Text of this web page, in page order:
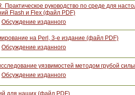
Практическое руководство по среде для
Flash и Flex (файл PDF)
Обсуждение изданного
на Perl, 3-е издание (файл PDF)
Обсуждение изданного
уязвимостей методом грубой
Обсуждение изданного
для наших (файл PDF)